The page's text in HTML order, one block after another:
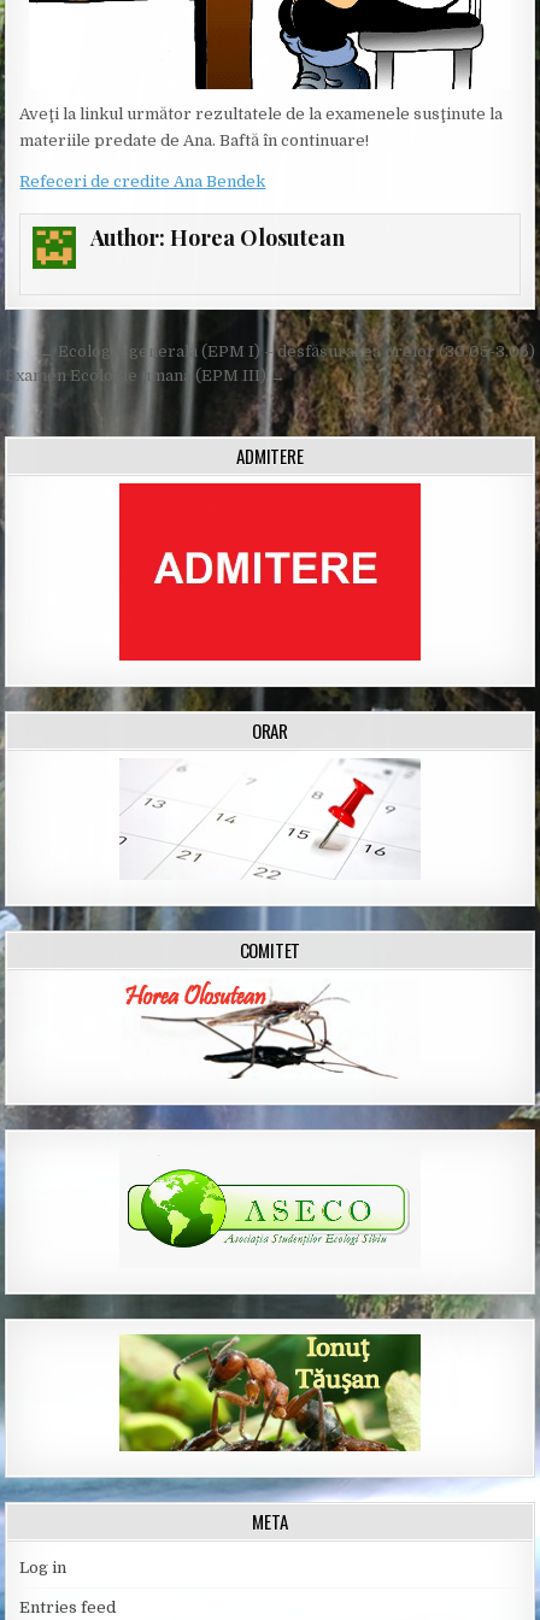
Aveţi la linkul următor rezultatele de la examenele susţinute la
materiile predate de Ana. Baftă în continuare!
Refeceri de credite Ana Bendek
Author: Horea Olosutean
Post
navigation
← Ecologie generală (EPM I) – desfăşurarea orelor (30.05-3.06)
Examen Ecologie umana (EPM III) →
ADMITERE
ORAR
COMITET
META
Log in
Entries feed